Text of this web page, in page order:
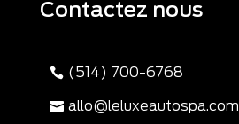
Contactez nous
(514) 700-6768
allo@leluxeautospa.com